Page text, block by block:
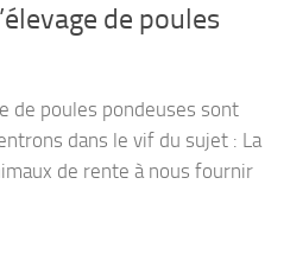
de poules
de poules pondeuses sont
dans le vif du sujet : La
de rente à nous fournir